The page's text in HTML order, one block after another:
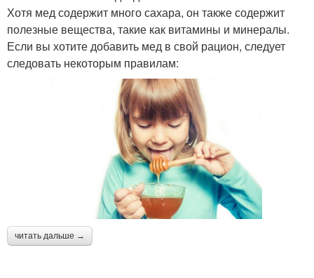
Хотя мед содержит много сахара, он также содержит
полезные вещества, такие как витамины и минералы.
Если вы хотите добавить мед в свой рацион, следует
следовать некоторым правилам:
читать дальше →